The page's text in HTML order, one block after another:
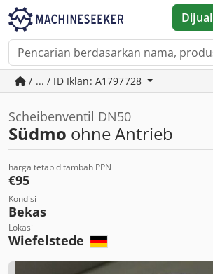
Dijual
/ ... / ID Iklan: A1797728
Scheibenventil DN50
Südmo ohne Antrieb
harga tetap ditambah PPN
€95
Kondisi
Bekas
Lokasi
Wiefelstede